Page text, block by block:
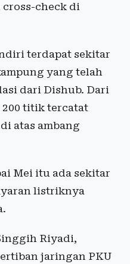
check di
terdapat sekitar
yang telah
dari Dishub. Dari
titik tercatat
atas ambang
Mei itu ada sekitar
listriknya
Riyadi,
jaringan PKU